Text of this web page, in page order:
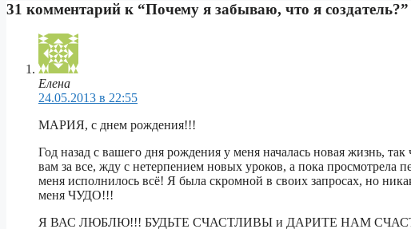
31 комментарий к “Почему я забываю, что я создатель?”
Елена
24.05.2013 в 22:55
МАРИЯ, с днем рождения!!!
Год назад с вашего дня рождения у меня началась новая жизнь,
вам за все, жду с нетерпением новых уроков, а пока
меня исполнилось всё! Я была скромной в своих запросах, но
меня ЧУДО!!!
Я ВАС ЛЮБЛЮ!!! БУДЬТЕ СЧАСТЛИВЫ и ДАРИТЕ НАМ